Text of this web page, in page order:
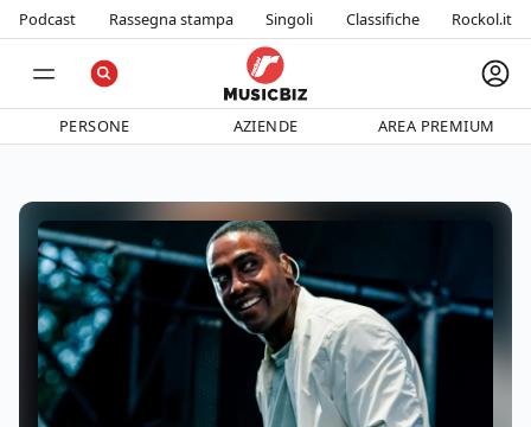
Podcast Rassegna stampa Singoli Classifiche Rockol.it
PERSONE AZIENDE AREA PREMIUM